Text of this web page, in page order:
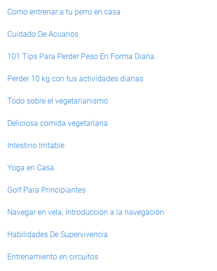
Como entrenar a tu perro en casa
Cuidado De Acuarios
101 Tips Para Perder Peso En Forma Diaria
Perder 10 kg con tus actividades diarias
Todo sobre el vegetarianismo
Deliciosa comida vegetariana
Intestino Irritable
Yoga en Casa
Golf Para Principiantes
Navegar en vela, Introducción a la navegación
Habilidades De Supervivencia
Entrenamiento en circuitos